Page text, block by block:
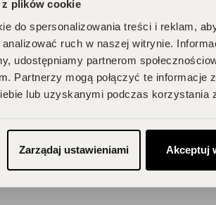
plików cookie
do spersonalizowania treści i reklam,
ruch w naszej witrynie.
udostępniamy partnerom
Partnerzy mogą połączyć te informacje
lub uzyskanymi podczas korzystania
Zarządaj ustawieniami Akceptuj
i